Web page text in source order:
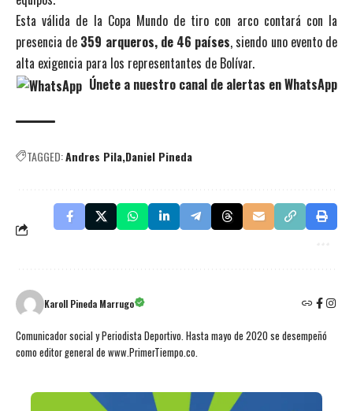
Esta válida de la Copa Mundo de tiro con arco contará con la
presencia de 359 arqueros, de 46 países, siendo uno evento de
alta exigencia para los representantes de Bolívar.
Únete a nuestro canal de alertas en WhatsApp
TAGGED:Andres Pila Daniel Pineda
Karoll Pineda Marrugo
Comunicador social y Periodista Deportivo. Hasta mayo de 2020 se desempeñó
como editor general de www.PrimerTiempo.co.